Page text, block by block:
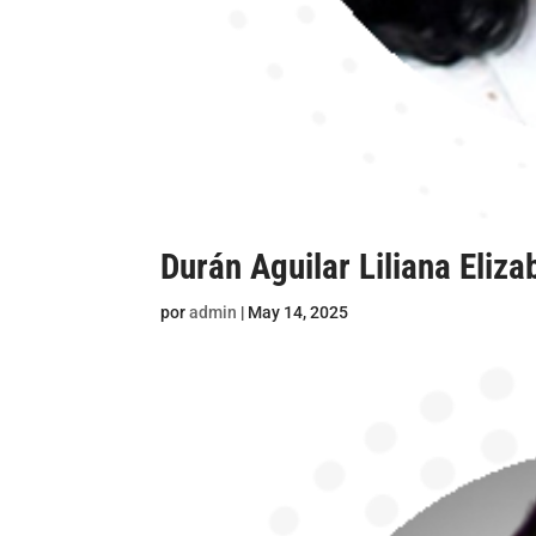
Durán Aguilar Liliana
poradmin | May 14, 2025